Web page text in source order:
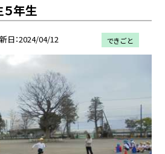
年生
日 2024/04/12 できごと